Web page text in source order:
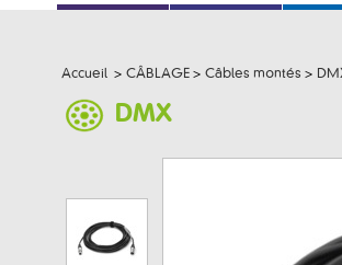
Accueil > CÂBLAGE > Câbles montés >
DMX